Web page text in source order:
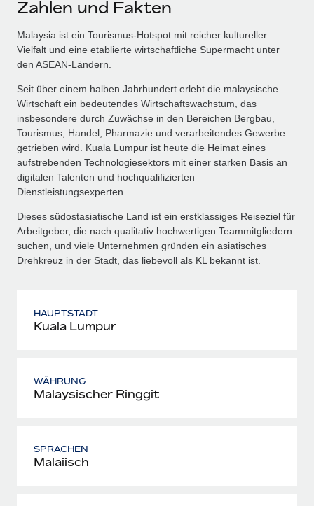
Zahlen und Fakten
Malaysia ist ein Tourismus-Hotspot mit reicher kultureller
Vielfalt und eine etablierte wirtschaftliche Supermacht unter
den ASEAN-Ländern.
Seit über einem halben Jahrhundert erlebt die malaysische
Wirtschaft ein bedeutendes Wirtschaftswachstum, das
insbesondere durch Zuwächse in den Bereichen Bergbau,
Tourismus, Handel, Pharmazie und verarbeitendes Gewerbe
getrieben wird. Kuala Lumpur ist heute die Heimat eines
aufstrebenden Technologiesektors mit einer starken Basis an
digitalen Talenten und hochqualifizierten
Dienstleistungsexperten.
Dieses südostasiatische Land ist ein erstklassiges Reiseziel für
Arbeitgeber, die nach qualitativ hochwertigen Teammitgliedern
suchen, und viele Unternehmen gründen ein asiatisches
Drehkreuz in der Stadt, das liebevoll als KL bekannt ist.
HAUPTSTADT
Kuala Lumpur
WÄHRUNG
Malaysischer Ringgit
SPRACHEN
Malaiisch